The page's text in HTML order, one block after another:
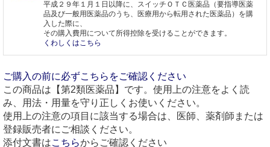
平成２９年１月１日以降に、スイッチＯＴＣ医薬品（要指導医薬
品及び一般用医薬品のうち、医療用から転用された医薬品）を購
入した際に、
その購入費用について所得控除を受けることができます。
くわしくはこちら
ご購入の前に必ずこちらをご確認ください
この商品は【第2類医薬品】です。使用上の注意をよく読
み、用法・用量を守り正しくお使いください。
使用上の注意の項目に該当する場合は、医師、薬剤師または
登録販売者にご相談ください。
添付文書はこちらからご確認ください